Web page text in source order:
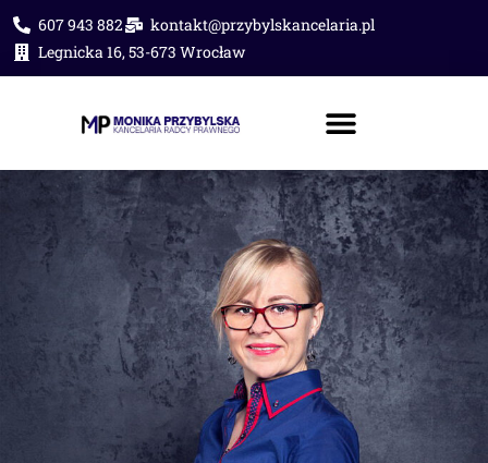
607 943 882
kontakt@przybylskancelaria.pl
Legnicka 16, 53-673 Wrocław